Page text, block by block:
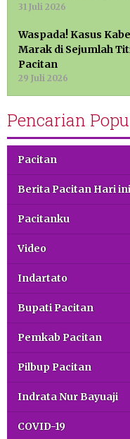
31 Juli 2026
Waspada! Kasus
Marak di Sejumlah
Pacitan
29 Juli 2026
Pencarian
Pacitan
Berita Pacitan Hari ini
Pacitanku
Video
Indartato
Bupati Pacitan
Pemkab Pacitan
Pilbup Pacitan
Indrata Nur Bayuaji
COVID-19